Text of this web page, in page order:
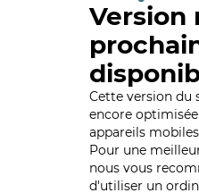
Version
Cette version du
encore
appareils
Pour une
nous vous
d'utiliser un